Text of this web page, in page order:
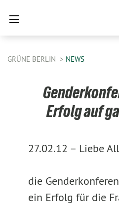
GRÜNE BERLIN NEWS
Erfolg auf
27.02.12 – Liebe
die
ein Erfolg für die